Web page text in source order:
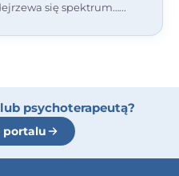
się spektrum…
psychoterapeutą?
portalu